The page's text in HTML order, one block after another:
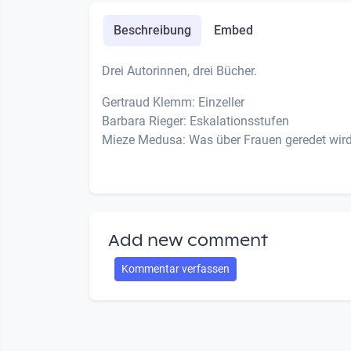
Beschreibung Embed
Drei Autorinnen, drei Bücher.
Gertraud Klemm: Einzeller
Barbara Rieger: Eskalationsstufen
Mieze Medusa: Was über Frauen geredet
Add new comment
Kommentar verfassen